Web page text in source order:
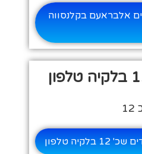
אלבראעם בקלנסווה
טלפון